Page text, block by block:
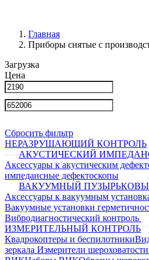
Главная
Приборы снятые с
Загрузка
Цена
Сбросить фильтр
НЕРАЗРУШАЮЩИЙ КОНТРОЛЬ
АКУСТИЧЕСКИЙ
Аксессуары к акустическим
импедансные дефектоскопы
ВАКУУМНЫЙ
Аксессуары к вакуумным
Вакуумные установки
Вибродиагностический контроль
ИЗМЕРИТЕЛЬНЫЙ КОНТРОЛЬ
Квадрокоптеры и беспилотники
зеркала Измерители шероховатости